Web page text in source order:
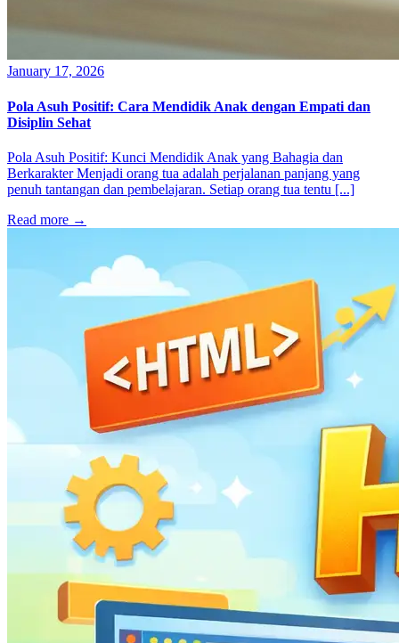
January 17, 2026
Pola Asuh Positif: Cara Mendidik Anak dengan Empati dan
Disiplin Sehat
Pola Asuh Positif: Kunci Mendidik Anak yang Bahagia dan
Berkarakter Menjadi orang tua adalah perjalanan panjang yang
penuh tantangan dan pembelajaran. Setiap orang tua tentu [...]
Read more →